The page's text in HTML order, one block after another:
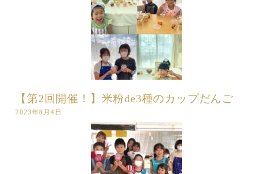
【第2回開催！】米粉de3種のカップだんご
2023年8月4日